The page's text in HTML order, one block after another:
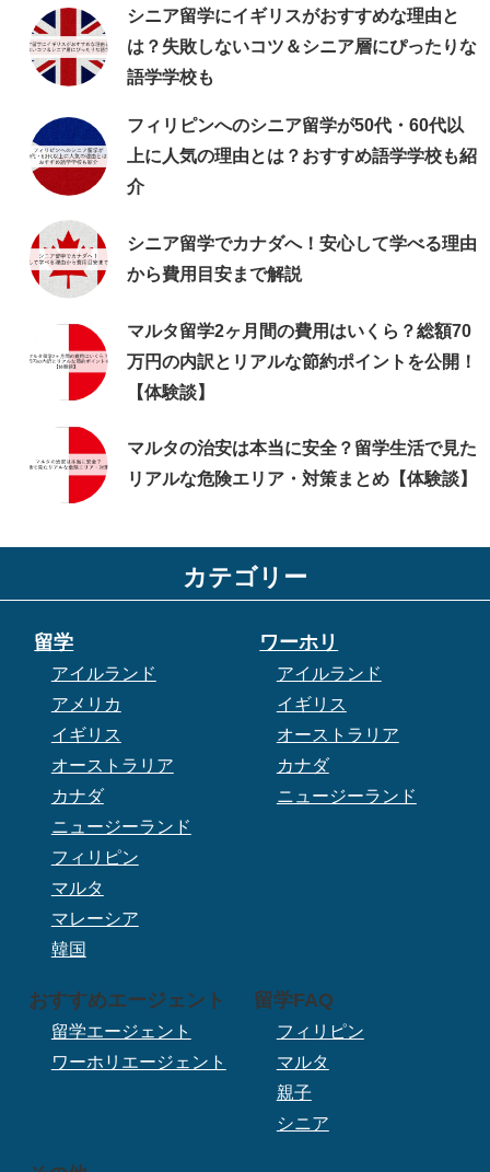
シニア留学にイギリスがおすすめな理由と
は？失敗しないコツ＆シニア層にぴったりな
語学学校も
フィリピンへのシニア留学が50代・60代以
上に人気の理由とは？おすすめ語学学校も紹
介
シニア留学でカナダへ！安心して学べる理由
から費用目安まで解説
マルタ留学2ヶ月間の費用はいくら？総額70
万円の内訳とリアルな節約ポイントを公開！
【体験談】
マルタの治安は本当に安全？留学生活で見た
リアルな危険エリア・対策まとめ【体験談】
カテゴリー
留学
アイルランド
アメリカ
イギリス
オーストラリア
カナダ
ニュージーランド
フィリピン
マルタ
マレーシア
韓国
ワーホリ
アイルランド
イギリス
オーストラリア
カナダ
ニュージーランド
おすすめエージェント
留学エージェント
ワーホリエージェント
留学FAQ
フィリピン
マルタ
親子
シニア